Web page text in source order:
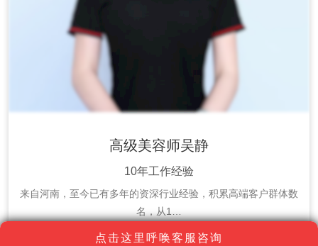
高级美容师吴静
10年工作经验
来自河南，至今已有多年的资深行业经验，积累高端客户群体数
名，从1…
点击这里呼唤客服咨询